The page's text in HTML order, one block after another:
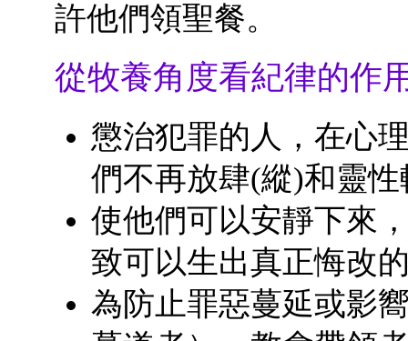
許他們領聖餐。
從牧養角度看紀律的作
懲治犯罪的人，在心
們不再放肆(縱)和靈
使他們可以安靜下來
致可以生出真正悔改
為防止罪惡蔓延或影